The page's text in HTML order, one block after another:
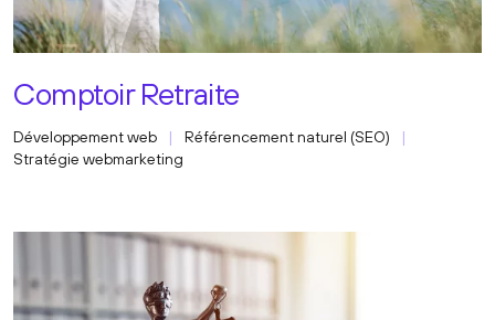
Comptoir Retraite
Développement web
Référencement naturel (SEO)
Stratégie webmarketing